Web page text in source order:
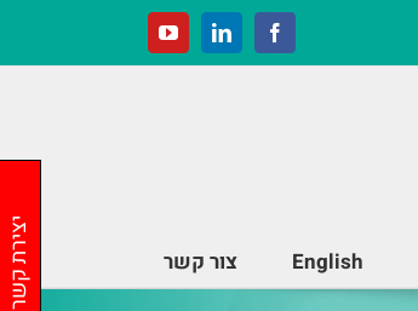
Facebook
LinkedIn
YouTube
English צור קשר יצירת קשר